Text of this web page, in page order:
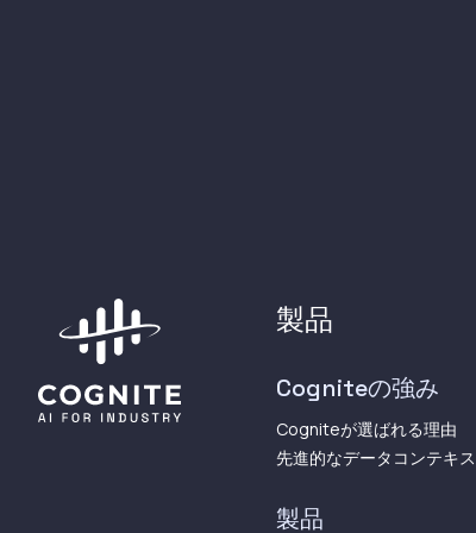
製品
Cogniteの強み
Cogniteが選ばれる理由
先進的なデータコンテキ
製品